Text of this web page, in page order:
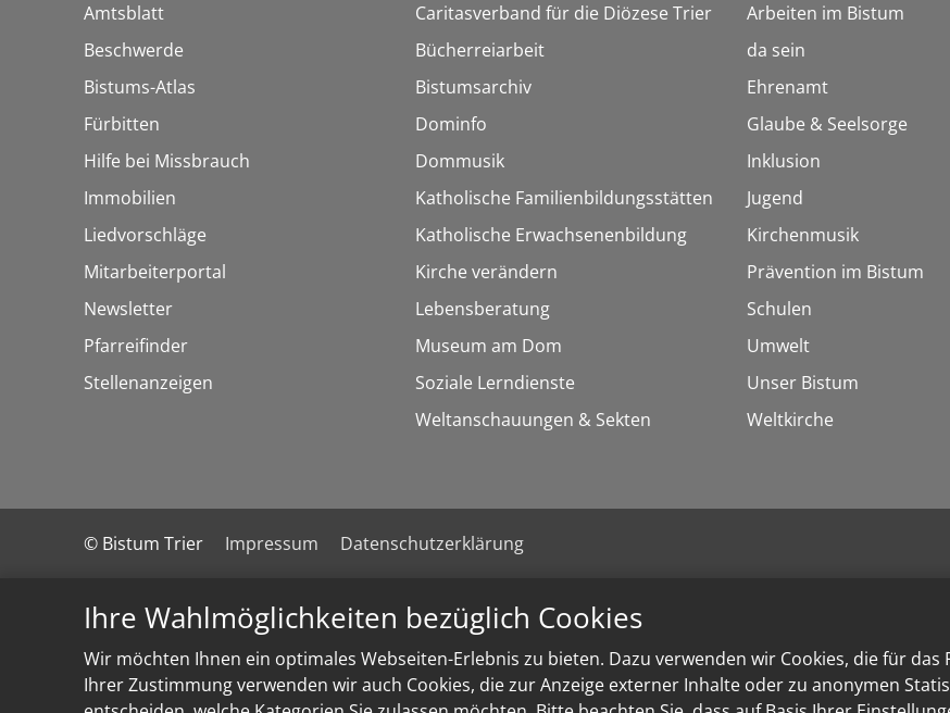
Ihre Wahlmöglichkeiten bezüglich Cookies
Wir möchten Ihnen ein optimales Webseiten-Erlebnis zu bieten. Dazu verwenden wir Cookies, die für
Ihrer Zustimmung verwenden wir auch Cookies, die zur Anzeige externer Inhalte oder zu anonymen
Amtsblatt
Beschwerde
Bistums-Atlas
Fürbitten
Hilfe bei Missbrauch
Immobilien
Liedvorschläge
Mitarbeiterportal
Newsletter
Pfarreifinder
Stellenanzeigen
Caritasverband für die Diözese Trier
Bücherreiarbeit
Bistumsarchiv
Dominfo
Dommusik
Katholische Familienbildungsstätten
Katholische Erwachsenenbildung
Kirche verändern
Lebensberatung
Museum am Dom
Soziale Lerndienste
Weltanschauungen & Sekten
Arbeiten im Bistum
da sein
Ehrenamt
Glaube & Seelsorge
Inklusion
Jugend
Kirchenmusik
Prävention im Bistum
Schulen
Umwelt
Unser Bistum
Weltkirche
© Bistum Trier Impressum Datenschutzerklärung